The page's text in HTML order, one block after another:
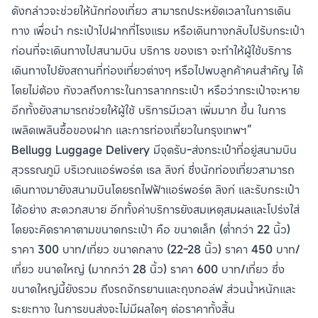
ดังกล่าวจะช่วยให้นักท่องเที่ยว สามารถประหยัดเวลาในการเดิน
ทาง เพื่อนำ กระเป๋าไปฝากที่โรงแรม หรือเดินทางกลับไปรับกระเป๋า
ก่อนที่จะเดินทางไปสนามบิน บริการ ของเรา จะทำให้ผู้ใช้บริการ
เดินทางไปยังสถานที่ท่องเที่ยวต่างๆ หรือไปพบลูกค้าคนสำคัญ ได้
โดยไม่ต้อง กังวลถึงภาระในการลากกระเป๋า หรือว่ากระเป๋าจะหาย
อีกทั้งยังสามารถช่วยให้ผู้ใช้ บริการมีเวลา เพิ่มมาก ขึ้น ในการ
เพลิดเพลินซื้อของฝาก และการท่องเที่ยวในกรุงเทพฯ”
Bellugg Luggage Delivery มีจุดรับ-ส่งกระเป๋าที่อยู่สนามบิน
สุวรรณภูมิ บริเวณแอร์พอร์ต เรล ลิงก์ ซึ่งนักท่องเที่ยวสามารถ
เดินทางมายังสนามบินโดยรถไฟฟ้าแอร์พอร์ต ลิงก์ และรับกระเป๋า
ได้อย่าง สะดวกสบาย อีกทั้งค่าบริการยังสมเหตุสมผลและโปร่งใส่
โดยจะคิดราคาตามขนาดกระเป๋า คือ ขนาดเล็ก (ต่ำกว่า 22 นิ้ว)
ราคา 300 บาท/เที่ยว ขนาดกลาง (22-28 นิ้ว) ราคา 450 บาท/
เที่ยว ขนาดใหญ่ (มากกว่า 28 นิ้ว) ราคา 600 บาท/เที่ยว ซึ่ง
ขนาดใหญ่นี้ยังรวม ถึงรถจักรยานและถุงกอล์ฟ ส่วนน้ำหนักและ
ระยะทาง ในการขนส่งจะไม่มีผลใดๆ ต่อราคาทั้งสิ้น